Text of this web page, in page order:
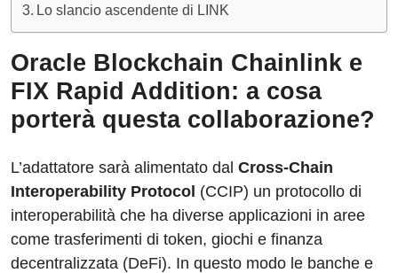
Lo slancio ascendente di LINK
Oracle Blockchain Chainlink e
FIX Rapid Addition: a cosa
porterà questa collaborazione?
L’adattatore sarà alimentato dal Cross-Chain
Interoperability Protocol (CCIP) un protocollo di
interoperabilità che ha diverse applicazioni in aree
come trasferimenti di token, giochi e finanza
decentralizzata (DeFi). In questo modo le banche e